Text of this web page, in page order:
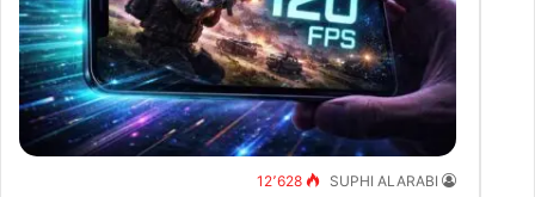
SUPHI ALARABI 12٬628